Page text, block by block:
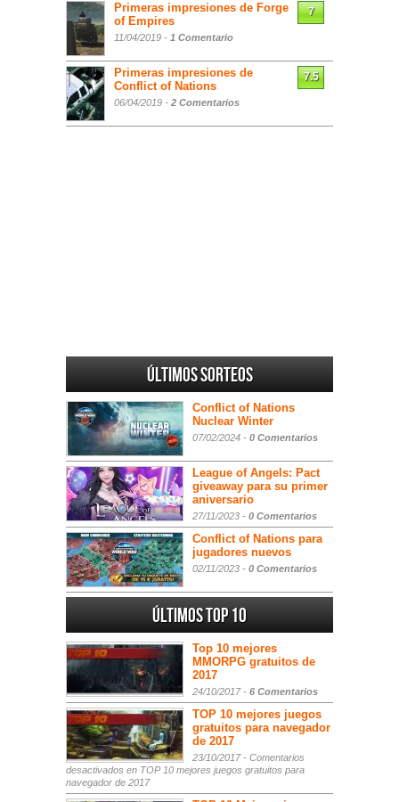
Primeras impresiones de Forge
of Empires
11/04/2019 - 1 Comentario
7
Primeras impresiones de
Conflict of Nations
06/04/2019 - 2 Comentarios
7.5
Últimos sorteos
Conflict of Nations
Nuclear Winter
07/02/2024 - 0 Comentarios
League of Angels: Pact
giveaway para su primer
aniversario
27/11/2023 - 0 Comentarios
Conflict of Nations para
jugadores nuevos
02/11/2023 - 0 Comentarios
Últimos Top 10
Top 10 mejores
MMORPG gratuitos de
2017
24/10/2017 - 6 Comentarios
TOP 10 mejores juegos
gratuitos para navegador
de 2017
23/10/2017 - Comentarios
desactivados en TOP 10 mejores juegos gratuitos para
navegador de 2017